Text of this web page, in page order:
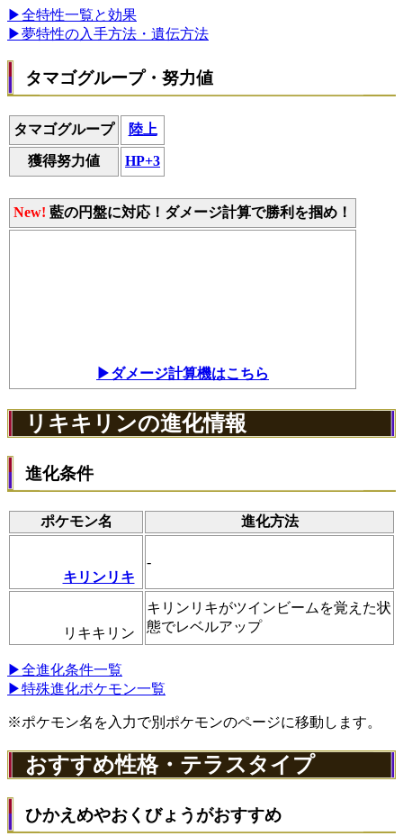
▶全特性一覧と効果
▶夢特性の入手方法・遺伝方法
タマゴグループ・努力値
タマゴグループ 陸上
獲得努力値 HP+3
New! 藍の円盤に対応！ダメージ計算で勝利を掴め！
▶ダメージ計算機はこちら
リキキリンの進化情報
進化条件
ポケモン名 進化方法
キリンリキ
-
リキキリン
キリンリキがツインビームを覚えた状
態でレベルアップ
▶全進化条件一覧
▶特殊進化ポケモン一覧
※ポケモン名を入力で別ポケモンのページに移動します。
おすすめ性格・テラスタイプ
ひかえめやおくびょうがおすすめ